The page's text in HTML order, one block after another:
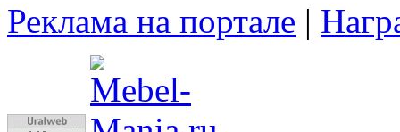
Реклама на портале |